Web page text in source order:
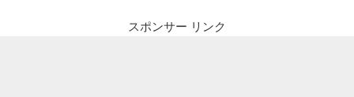
スポンサー リンク